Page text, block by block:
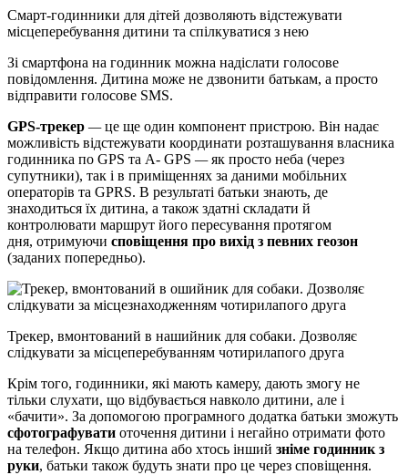
Смарт-годинники для дітей дозволяють відстежувати
місцеперебування дитини та спілкуватися з нею
Зі смартфона на годинник можна надіслати голосове
повідомлення. Дитина може не дзвонити батькам, а просто
відправити голосове SMS.
GPS-трекер —це ще один компонент пристрою. Він надає
можливість відстежувати координати розташування власника
годинника по GPS та A- GPS —як просто неба (через
супутники), так і в приміщеннях за даними мобільних
операторів та GPRS. В результаті батьки знають, де
знаходиться їх дитина, а також здатні складати й
контролювати маршрут його пересування протягом
дня, отримуючи сповіщення про вихід з певних геозон
(заданих попередньо).
Трекер, вмонтований в нашийник для собаки. Дозволяє
слідкувати за місцеперебуванням чотирилапого друга
Крім того, годинники, які мають камеру, дають змогу не
тільки слухати, що відбувається навколо дитини, але і
«бачити». За допомогою програмного додатка батьки зможуть
сфотографувати оточення дитини і негайно отримати фото
на телефон. Якщо дитина або хтось інший зніме годинник з
руки, батьки також будуть знати про це через сповіщення.